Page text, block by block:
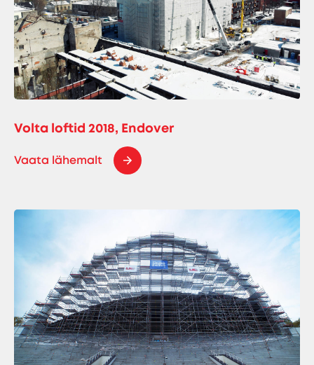
Volta loftid 2018, Endover
Vaata lähemalt